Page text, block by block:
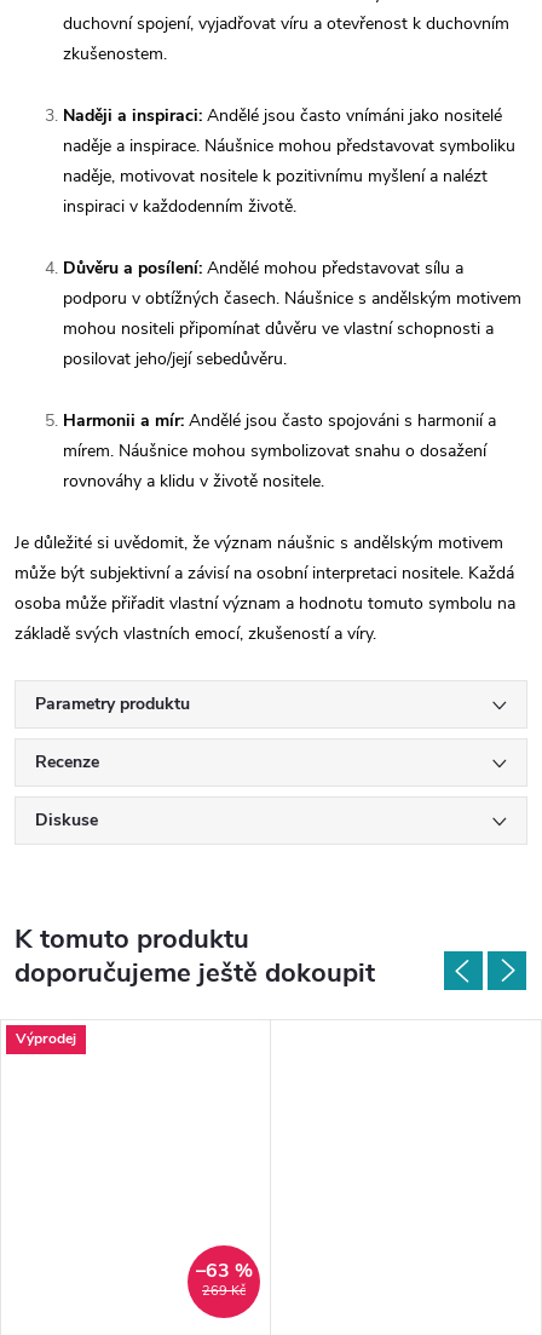
duchovní spojení, vyjadřovat víru a otevřenost k duchovním
zkušenostem.
Naději a inspiraci: Andělé jsou často vnímáni jako nositelé
naděje a inspirace. Náušnice mohou představovat symboliku
naděje, motivovat nositele k pozitivnímu myšlení a nalézt
inspiraci v každodenním životě.
Důvěru a posílení: Andělé mohou představovat sílu a
podporu v obtížných časech. Náušnice s andělským motivem
mohou nositeli připomínat důvěru ve vlastní schopnosti a
posilovat jeho/její sebedůvěru.
Harmonii a mír: Andělé jsou často spojováni s harmonií a
mírem. Náušnice mohou symbolizovat snahu o dosažení
rovnováhy a klidu v životě nositele.
Je důležité si uvědomit, že význam náušnic s andělským motivem
může být subjektivní a závisí na osobní interpretaci nositele. Každá
osoba může přiřadit vlastní význam a hodnotu tomuto symbolu na
základě svých vlastních emocí, zkušeností a víry.
Parametry produktu
Recenze
Diskuse
K tomuto produktu
doporučujeme ještě dokoupit
Výprodej
269 Kč
–63 %